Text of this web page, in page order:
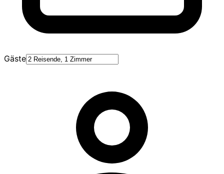
Gäste